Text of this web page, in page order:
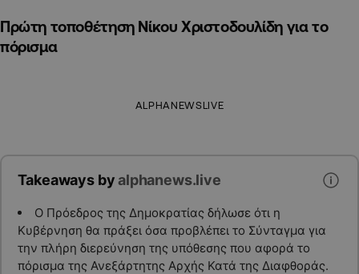
Πρώτη τοποθέτηση Νίκου Χριστοδουλίδη για το
πόρισμα
ALPHANEWSLIVE
Takeaways byalphanews.live
Ο Πρόεδρος της Δημοκρατίας δήλωσε ότι η
Κυβέρνηση θα πράξει όσα προβλέπει το Σύνταγμα για
την πλήρη διερεύνηση της υπόθεσης που αφορά το
πόρισμα της Ανεξάρτητης Αρχής Κατά της Διαφθοράς.